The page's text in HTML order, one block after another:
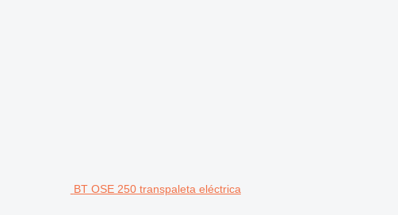
BT OSE 250 transpaleta eléctrica